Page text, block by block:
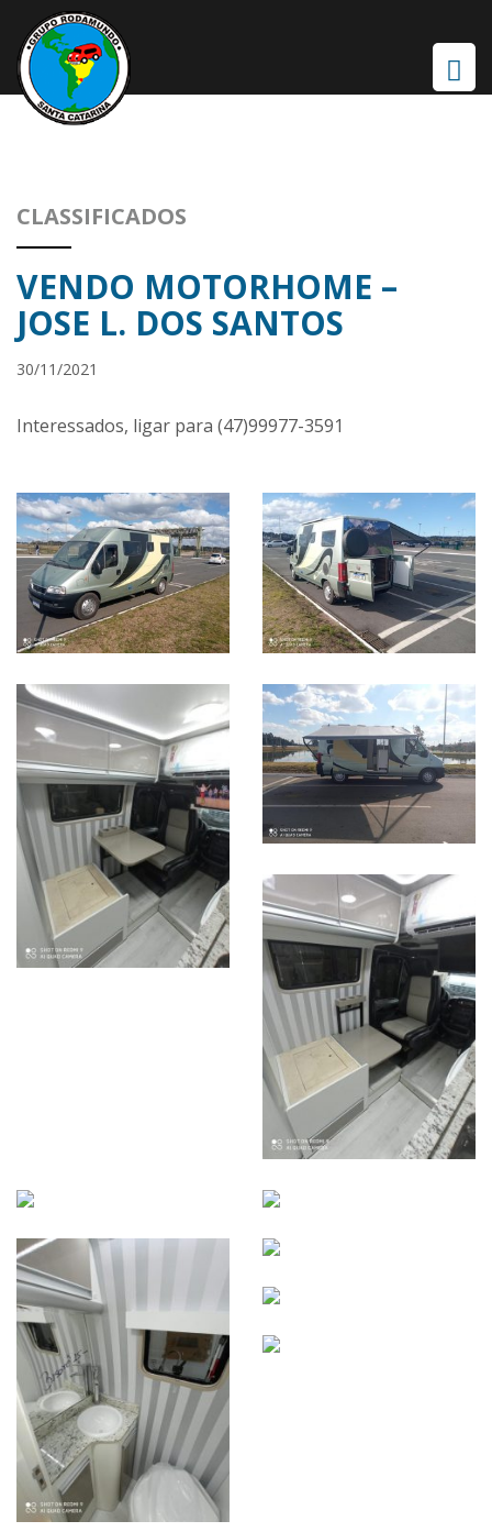
CLASSIFICADOS
VENDO MOTORHOME –
JOSE L. DOS SANTOS
30/11/2021
Interessados, ligar para (47)99977-3591